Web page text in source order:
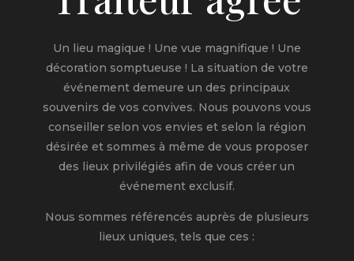
Un lieu magique ! Une vue magnifique ! Une
décoration somptueuse ! La situation de votre
événement demeure un des principaux
souvenirs de vos convives. Nous pouvons vous
conseiller selon vos envies et selon la région
désirée et sommes à même de vous proposer
des lieux privilégiés afin de vous créer un
événement exclusif.
Nous sommes référencés auprès de plusieurs
lieux uniques, tels que ces :